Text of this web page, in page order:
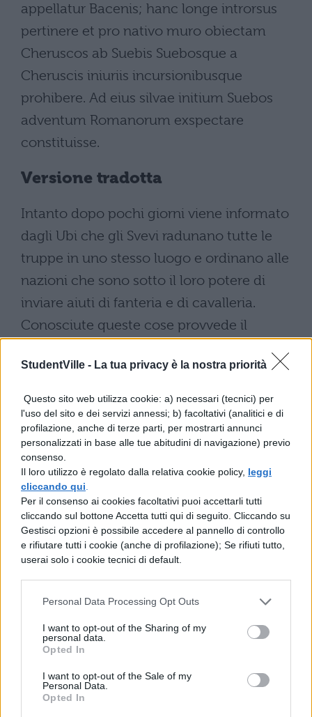
StudentVille - La tua privacy è la nostra priorità
Questo sito web utilizza cookie: a) necessari (tecnici) per
l'uso del sito e dei servizi annessi; b) facoltativi (analitici e di
profilazione, anche di terze parti, per mostrarti annunci
personalizzati in base alle tue abitudini di navigazione) previo
consenso.
Il loro utilizzo è regolato dalla relativa cookie policy, leggi
cliccando qui
Per il consenso ai cookies facoltativi puoi accettarli tutti
cliccando sul bottone Accetta tutti qui di seguito. Cliccando su
Gestisci opzioni è possibile accedere al pannello di controllo
e rifiutare tutti i cookie (anche di profilazione); Se rifiuti tutto,
userai solo i cookie tecnici di default.
Personal Data Processing Opt Outs
I want to opt-out of the Sharing of my
personal data.
Opted In
I want to opt-out of the Sale of my
Personal Data.
Opted In
appellatur Bacenis; hanc longe introrsus
pertinere et pro nativo muro obiectam
Cheruscos ab Suebis Suebosque a
Cheruscis iniuriis incursionibusque
prohibere. Ad eius silvae initium Suebos
adventum Romanorum exspectare
constituisse.
Versione tradotta
Intanto dopo pochi giorni viene informato
dagli Ubi che gli Svevi radunano tutte le
truppe in uno stesso luogo e ordinano alle
nazioni che sono sotto il loro potere di
inviare aiuti di fanteria e di cavalleria.
Conosciute queste cose provvede il
per gli accampamenti; ordina agli Ubi di
portare via le mandrie e di radunare tutte le
loro cose dai campi in città, sperando che
uomini barbari ed inesperti spinti dalla
mancanza delle cibarie possano essere
indotti ad una sfavorevole condizione di
combattere; comanda di inviare continui
esploratori dagli Svevi e sapere le cose che
si fanno presso di loro. Essi eseguono i
sull’esercito dei Romani, con tutte le truppe
loro e degli alleati, che avevano radunato, si
erano raccolti completamente agli estremi
confini; lì c’era una selva di infinita